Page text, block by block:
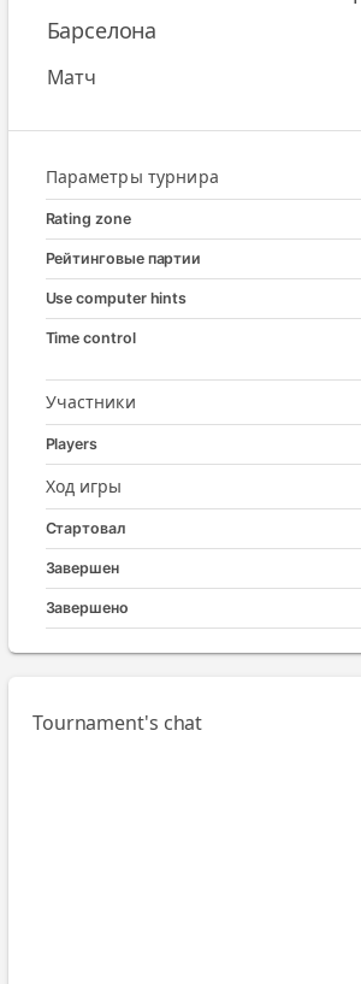
Барселона
Матч
Параметры турнира
Rating zone
Рейтинговые партии
Use computer hints
Time control
Участники
Players
Ход игры
Стартовал
Завершен
Завершено
Tournament's chat